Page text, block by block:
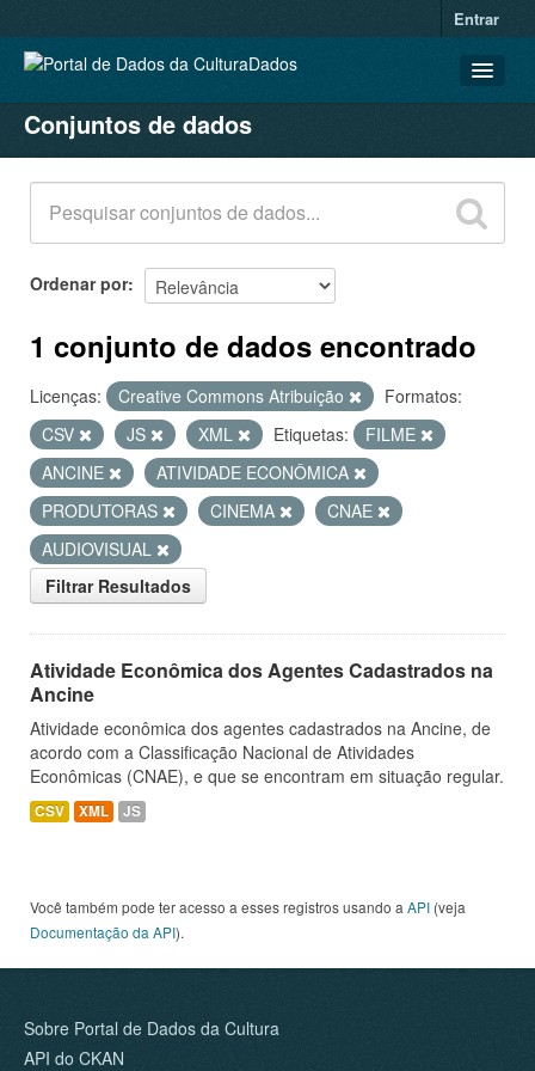
Entrar
CONJUNTOS DE DADOS
ORGANIZAÇÕES
GRUPOS
SOBRE
Conjuntos de dados
Ordenar por
1 conjunto de dados encontrado
Licenças: Creative Commons Atribuição
Formatos:
CSV
JS XML Etiquetas:
FILME
ANCINE
ATIVIDADE ECONÔMICA
PRODUTORAS
CINEMA
CNAE
AUDIOVISUAL
Filtrar Resultados
Atividade Econômica dos Agentes Cadastrados na
Ancine
Atividade econômica dos agentes cadastrados na Ancine, de
acordo com a Classificação Nacional de Atividades
Econômicas (CNAE), e que se encontram em situação regular.
CSV XML JS
Você também pode ter acesso a esses registros usando a API (veja
Documentação da API).
Sobre Portal de Dados da Cultura
API do CKAN